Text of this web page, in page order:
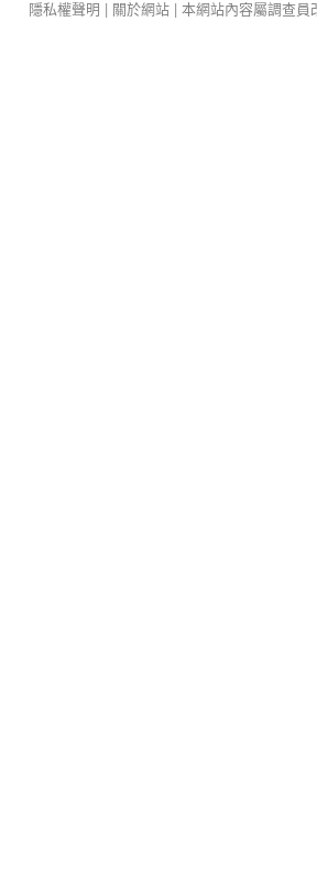
隱私權聲明 | 關於網站 | 本網站內容屬調查